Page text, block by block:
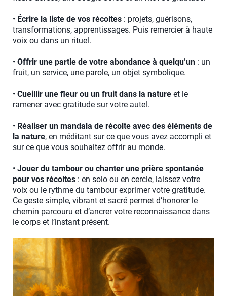
• Écrire la liste de vos récoltes : projets, guérisons,
transformations, apprentissages. Puis remercier à haute
voix ou dans un rituel.
• Offrir une partie de votre abondance à quelqu’un : un
fruit, un service, une parole, un objet symbolique.
• Cueillir une fleur ou un fruit dans la nature et le
ramener avec gratitude sur votre autel.
• Réaliser un mandala de récolte avec des éléments de
la nature, en méditant sur ce que vous avez accompli et
sur ce que vous souhaitez offrir au monde.
• Jouer du tambour ou chanter une prière spontanée
pour vos récoltes : en solo ou en cercle, laissez votre
voix ou le rythme du tambour exprimer votre gratitude.
Ce geste simple, vibrant et sacré permet d’honorer le
chemin parcouru et d’ancrer votre reconnaissance dans
le corps et l’instant présent.